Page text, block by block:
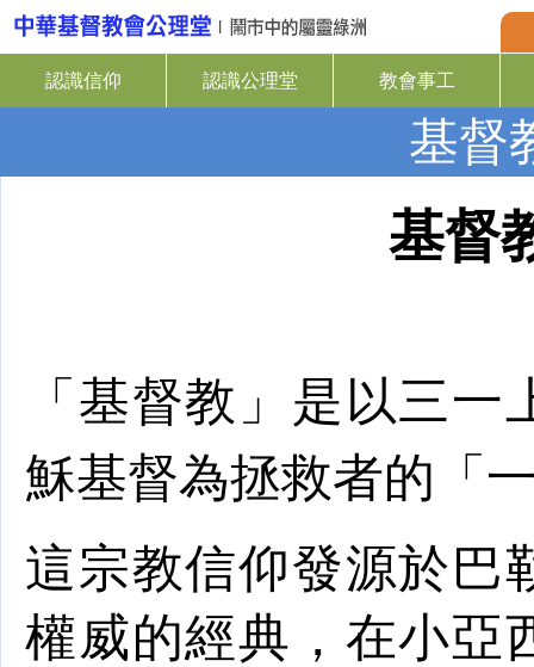
認識信仰 認識公理堂 教會事工
基督
基督
「基督教」是以三
穌基督為拯救者的「
這宗教信仰發源於 巴
權威的經典 ，在小